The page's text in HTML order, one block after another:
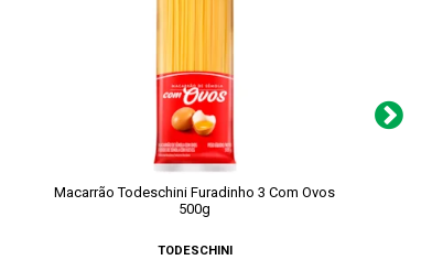
Macarrão Todeschini Furadinho 3 Com Ovos
500g
TODESCHINI